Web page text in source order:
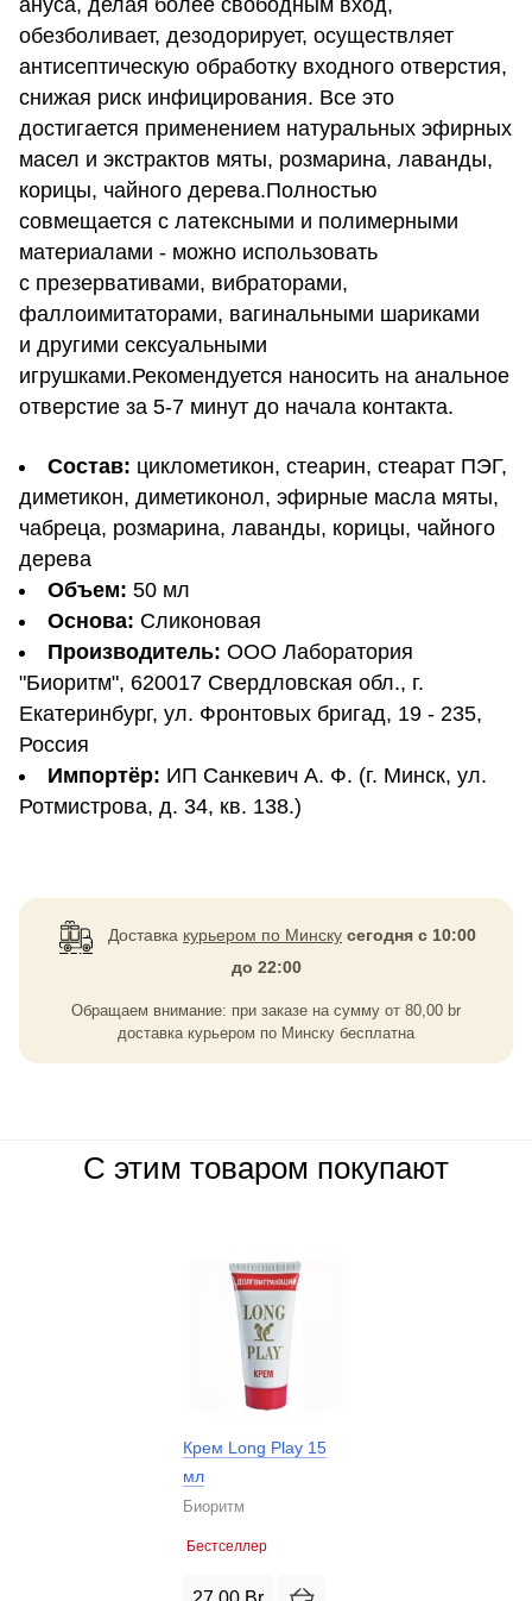
ануса, делая более свободным вход,
обезболивает, дезодорирует, осуществляет
антисептическую обработку входного отверстия,
снижая риск инфицирования. Все это
достигается применением натуральных эфирных
масел и экстрактов мяты, розмарина, лаванды,
корицы, чайного дерева.Полностью
совмещается с латексными и полимерными
материалами - можно использовать
с презервативами, вибраторами,
фаллоимитаторами, вагинальными шариками
и другими сексуальными
игрушками.Рекомендуется наносить на анальное
отверстие за 5-7 минут до начала контакта.
Состав: циклометикон, стеарин, стеарат ПЭГ,
диметикон, диметиконол, эфирные масла мяты,
чабреца, розмарина, лаванды, корицы, чайного
дерева
Объем: 50 мл
Основа: Сликоновая
Производитель: ООО Лаборатория
"Биоритм", 620017 Свердловская обл., г.
Екатеринбург, ул. Фронтовых бригад, 19 - 235,
Россия
Импортёр: ИП Санкевич А. Ф. (г. Минск, ул.
Ротмистрова, д. 34, кв. 138.)
Доставка курьером по Минску сегодня с 10:00
до 22:00
Обращаем внимание: при заказе на сумму от 80,00 br
доставка курьером по Минску бесплатна
С этим товаром покупают
Крем Long Play 15
мл
Биоритм
Бестселлер